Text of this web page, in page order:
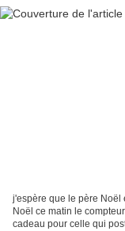
j'espère que le père Noël
Noël ce matin le
cadeau pour celle qui